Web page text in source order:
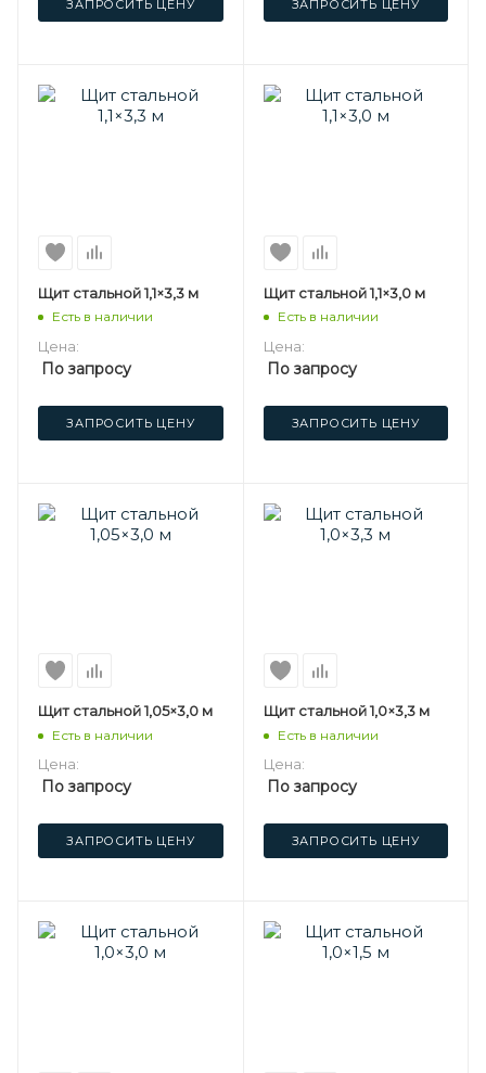
ЗАПРОСИТЬ ЦЕНУ ЗАПРОСИТЬ ЦЕНУ
Щит стальной 1,1×3,3 м
Есть в наличии
Цена:
По запросу
ЗАПРОСИТЬ ЦЕНУ
Щит стальной 1,1×3,0 м
Есть в наличии
Цена:
По запросу
ЗАПРОСИТЬ ЦЕНУ
Щит стальной 1,05×3,0 м
Есть в наличии
Цена:
По запросу
ЗАПРОСИТЬ ЦЕНУ
Щит стальной 1,0×3,3 м
Есть в наличии
Цена:
По запросу
ЗАПРОСИТЬ ЦЕНУ